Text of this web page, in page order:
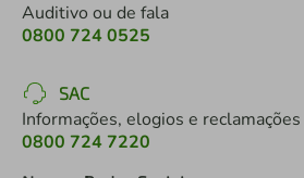
Auditivo ou de fala
0800 724 0525
SAC
Informações, elogios e reclamações
0800 724 7220